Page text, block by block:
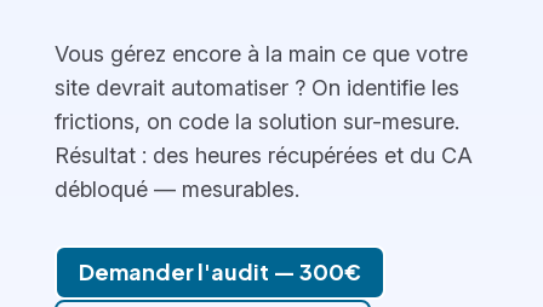
Vous gérez encore à la main ce que votre
site devrait automatiser ? On identifie les
frictions, on code la solution sur-mesure.
Résultat : des heures récupérées et du CA
débloqué — mesurables.
Demander l'audit — 300€